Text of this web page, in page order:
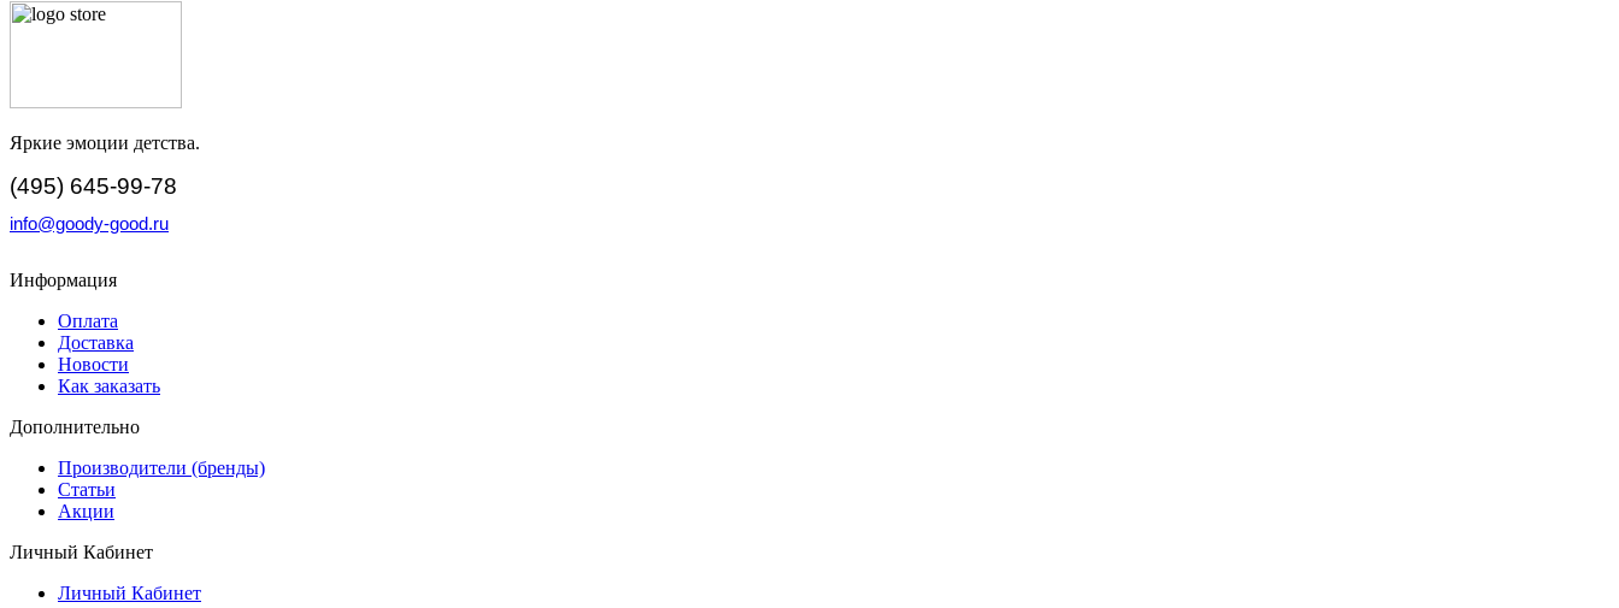
Яркие эмоции детства.
(495) 645-99-78
info@goody-good.ru
Информация
Оплата
Доставка
Новости
Как заказать
Дополнительно
Производители (бренды)
Статьи
Акции
Личный Кабинет
Личный Кабинет